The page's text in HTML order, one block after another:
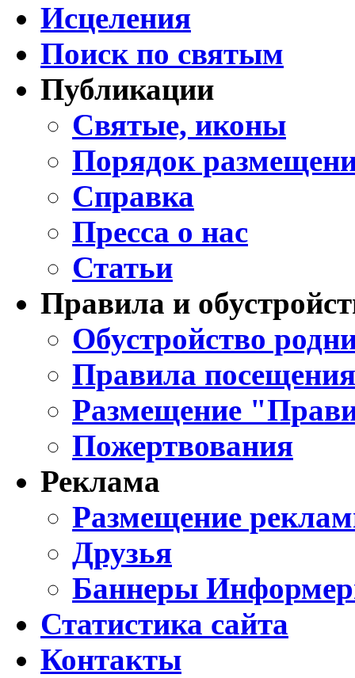
Исцеления
Поиск по святым
Публикации
Святые, иконы
Порядок
Справка
Пресса о нас
Статьи
Правила и
Обустройство
Правила
Размещение
Пожертвования
Реклама
Размещение
Друзья
Баннеры
Статистика сайта
Контакты